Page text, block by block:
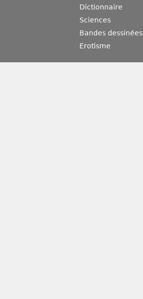
Dictionnaire
Sciences
Bandes dessinées
Erotisme